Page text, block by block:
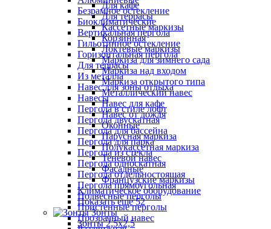
Для кафе
Для террасы
Кассетные маркизы
Корзинная
Локтевые маркизы
Маркиза для зимнего сада
Маркиза над входом
Маркиза открытого типа
Металлический навес
Навес для кафе
Навес от дождя
Оконные
Парусная маркиза
Полукассетная маркиза
Теневой навес
Фасадные
Французские маркизы
Климатическое оборудование
Показать ещё 52
Зонты
Зонты 2,5х2,5
Безрамное остекление
Биоклиматические
Вертикальная пергола
Гильотинное остекление
Горизонтальная пергола
Для террасы
Из металла
Навес для зоны отдыха
Навесы
Пергола в стиле лофт
Пергола двускатная
Пергола для бассейна
Пергола для парка
Пергола из стекла
Пергола односкатная
Пергола отдельностоящая
Пергола прямоугольная
Подвесные перголы
Пристенные перголы
Прозрачный навес